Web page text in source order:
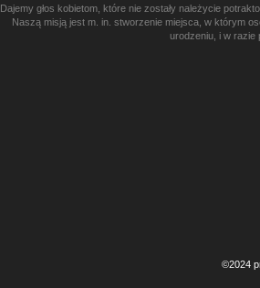
Dajemy głos kobietom, które nie zostały należycie
Naszą misją jest m. in. stworzenie miejsca, w którym
urodzeniu, i w razie
©2024